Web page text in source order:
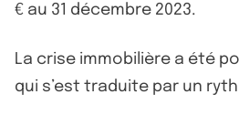
€ au 31 décembre 2023.
La crise immobilière a été
qui s’est traduite par un